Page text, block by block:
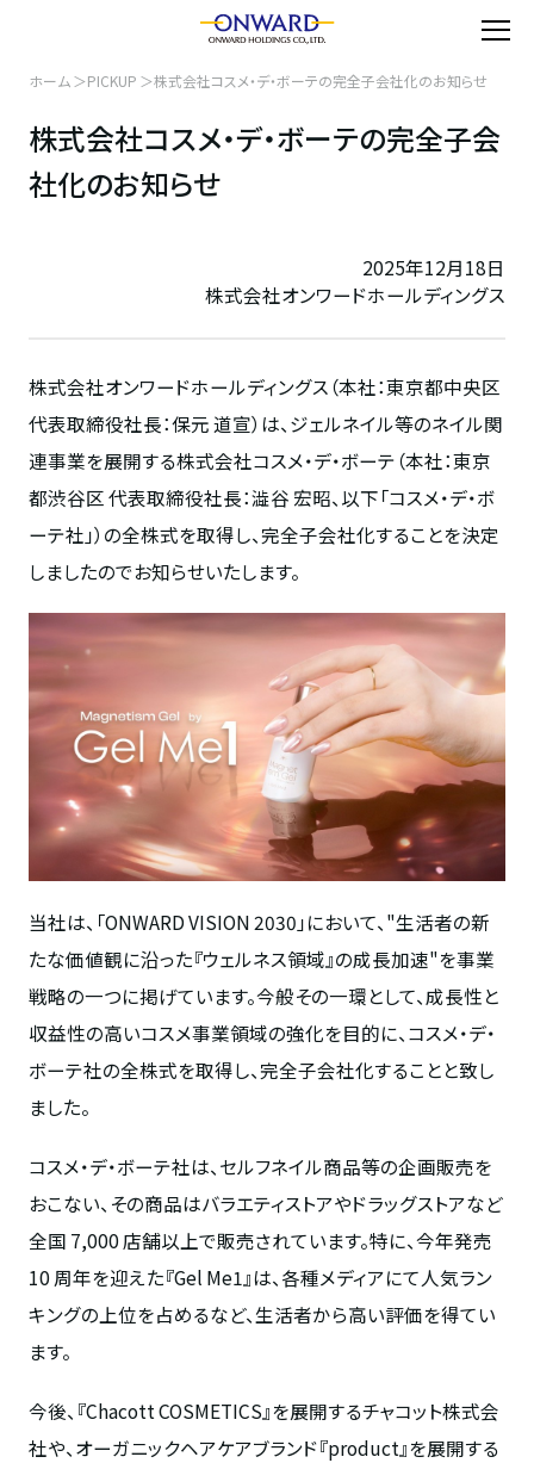
ホーム PICKUP 株式会社コスメ・デ・ボーテの完全子会社化のお知らせ
株式会社コスメ・デ・ボーテの完全子会
社化のお知らせ
2025年12月18日
株式会社オンワードホールディングス
株式会社オンワードホールディングス（本社：東京都中央区
代表取締役社長：保元 道宣）は、ジェルネイル等のネイル関
連事業を展開する株式会社コスメ・デ・ボーテ（本社：東京
都渋谷区 代表取締役社長：澁谷 宏昭、以下「コスメ・デ・ボ
ーテ社」）の全株式を取得し、完全子会社化することを決定
しましたのでお知らせいたします。
当社は、「ONWARD VISION 2030 」において、"生活者の新
たな価値観に沿った『ウェルネス領域』の成長加速"を事業
戦略の一つに掲げています。今般その一環として、成長性と
収益性の高いコスメ事業領域の強化を目的に、コスメ・デ・
ボーテ社の全株式を取得し、完全子会社化することと致し
ました。
コスメ・デ・ボーテ社は、セルフネイル商品等の企画販売を
おこない、その商品はバラエティストアやドラッグストアなど
全国 7,000 店舗以上で販売されています。特に、今年発売
10 周年を迎えた『Gel Me1』は、各種メディアにて人気ラン
キングの上位を占めるなど、生活者から高い評価を得てい
ます。
今後、『Chacott COSMETICS』を展開するチャコット株式会
社や、オーガニックヘアケアブランド『product』を展開する